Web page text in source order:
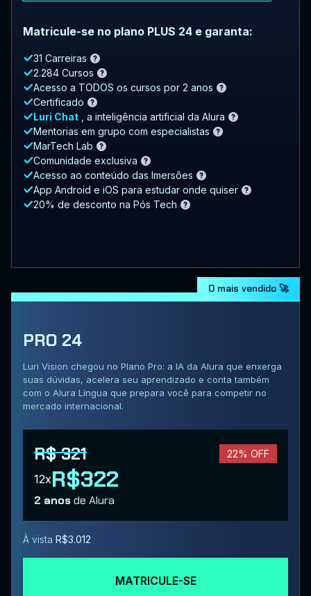
Matricule-se no plano PLUS 24 e garanta:
31 Carreiras
2.284 Cursos
Acesso a TODOS os cursos por 2 anos
Certificado
Luri Chat
, a inteligência artificial da Alura
Mentorias em grupo com especialistas
MarTech Lab
Comunidade exclusiva
Acesso ao conteúdo das Imersões
App Android e iOS para estudar onde quiser
20% de desconto na Pós Tech
O mais vendido 🚀
PRO 24
Luri Vision chegou no Plano Pro: a IA da Alura que enxerga
suas dúvidas, acelera seu aprendizado e conta também
com o Alura Língua que prepara você para competir no
mercado internacional.
R$ 321 22% OFF
12xR$322
2 anosde Alura
À vista R$3.012
MATRICULE-SE